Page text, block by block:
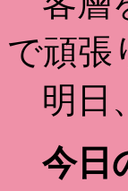
で頑張
明日
今日